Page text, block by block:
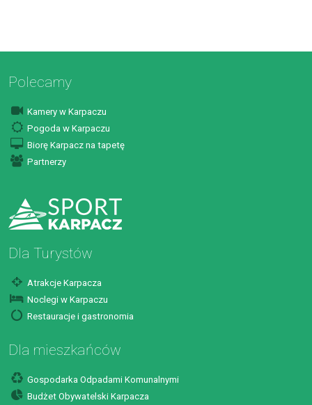
Polecamy
Kamery w Karpaczu
Pogoda w Karpaczu
Biorę Karpacz na tapetę
Partnerzy
Dla Turystów
Atrakcje Karpacza
Noclegi w Karpaczu
Restauracje i gastronomia
Dla mieszkańców
Gospodarka Odpadami Komunalnymi
Budżet Obywatelski Karpacza